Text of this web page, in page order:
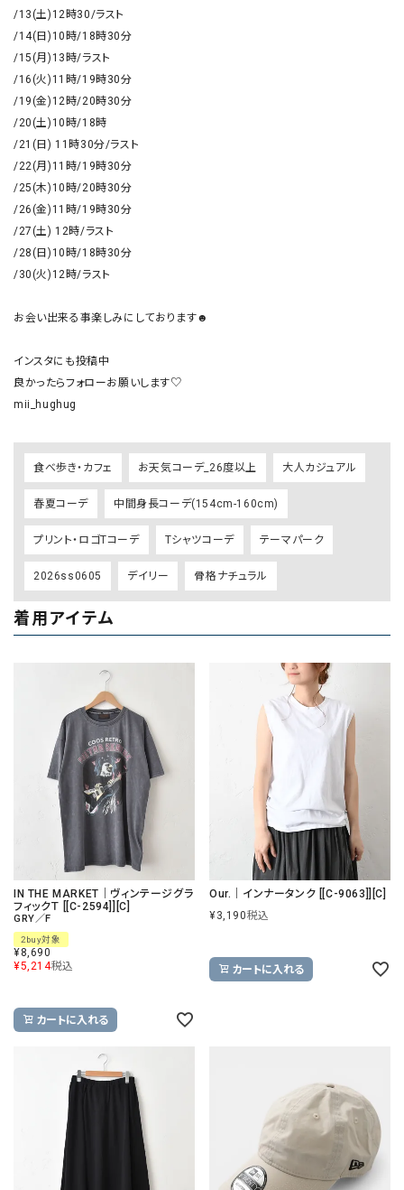
/13(土)12時30/ラスト
/14(日)10時/18時30分
/15(月)13時/ラスト
/16(火)11時/19時30分
/19(金)12時/20時30分
/20(土)10時/18時
/21(日) 11時30分/ラスト
/22(月)11時/19時30分
/25(木)10時/20時30分
/26(金)11時/19時30分
/27(土) 12時/ラスト
/28(日)10時/18時30分
/30(火)12時/ラスト
お会い出来る事楽しみにしております☻
インスタにも投稿中
良かったらフォローお願いします♡
mii_hughug
食べ歩き・カフェ お天気コーデ_26度以上 大人カジュアル
春夏コーデ 中間身長コーデ(154cm-160cm)
プリント・ロゴTコーデ Tシャツコーデ テーマパーク
2026ss0605 デイリー 骨格ナチュラル
着用アイテム
IN THE MARKET｜ヴィンテージグラ
フィックＴ [[C-2594]][C]
GRY／F
2buy対象
¥8,690
¥5,214税込
カートに入れる
Our.｜インナータンク [[C-9063]][C]
¥3,190税込
カートに入れる